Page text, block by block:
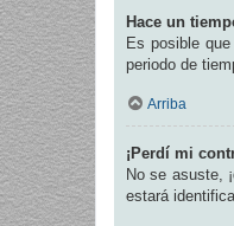
Hace un
Es posible
periodo de
Arriba
¡Perdí mi
No se asuste,
estará